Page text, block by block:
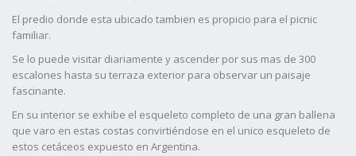
El predio donde esta ubicado tambien es propicio para el picnic
familiar.
Se lo puede visitar diariamente y ascender por sus mas de 300
escalones hasta su terraza exterior para observar un paisaje
fascinante.
En su interior se exhibe el esqueleto completo de una gran ballena
que varo en estas costas convirtiéndose en el unico esqueleto de
estos cetáceos expuesto en Argentina.